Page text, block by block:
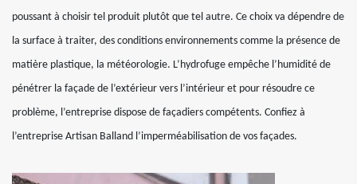
poussant à choisir tel produit plutôt que tel autre. Ce choix va dépendre de
la surface à traiter, des conditions environnements comme la présence de
matière plastique, la météorologie. L’hydrofuge empêche l’humidité de
pénétrer la façade de l’extérieur vers l’intérieur et pour résoudre ce
problème, l’entreprise dispose de façadiers compétents. Confiez à
l’entreprise Artisan Balland l’imperméabilisation de vos façades.